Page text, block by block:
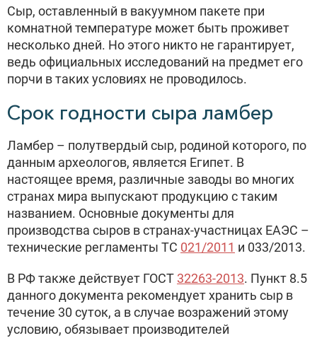
Сыр, оставленный в вакуумном пакете при
комнатной температуре может быть проживет
несколько дней. Но этого никто не гарантирует,
ведь официальных исследований на предмет его
порчи в таких условиях не проводилось.
Срок годности сыра ламбер
Ламбер – полутвердый сыр, родиной которого, по
данным археологов, является Египет. В
настоящее время, различные заводы во многих
странах мира выпускают продукцию с таким
названием. Основные документы для
производства сыров в странах-участницах ЕАЭС –
технические регламенты ТС 021/2011 и 033/2013.
В РФ также действует ГОСТ 32263-2013. Пункт 8.5
данного документа рекомендует хранить сыр в
течение 30 суток, а в случае возражений этому
условию, обязывает производителей